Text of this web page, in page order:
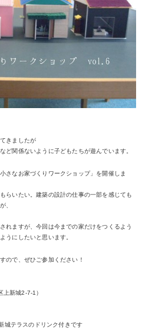
きましたが
ど関係ないように子どもたちが遊んでいます。
さなお家づくりワークショップ」を開催しま
らいたい。建築の設計の仕事の一部を感じても
、
れますが、今回は今までの家だけをつくるよう
うにしたいと思います。
ので、ぜひご参加ください！
新城2-7-1）
テラスのドリンク付きです